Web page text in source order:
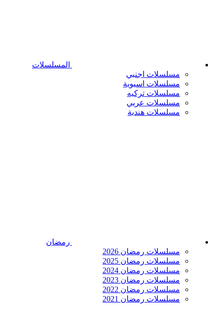
المسلسلات
مسلسلات اجنبي
مسلسلات اسيوية
مسلسلات تركيه
مسلسلات عربي
مسلسلات هندية
رمضان
مسلسلات رمضان 2026
مسلسلات رمضان 2025
مسلسلات رمضان 2024
مسلسلات رمضان 2023
مسلسلات رمضان 2022
مسلسلات رمضان 2021